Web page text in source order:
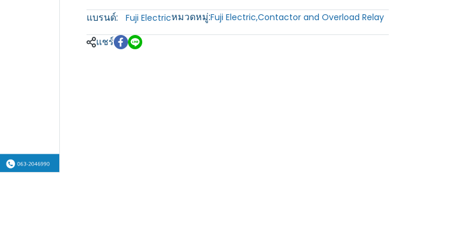
แบรนด์:
Fuji Electricหมวดหมู่:Fuji Electric,Contactor and Overload Relay
แชร์